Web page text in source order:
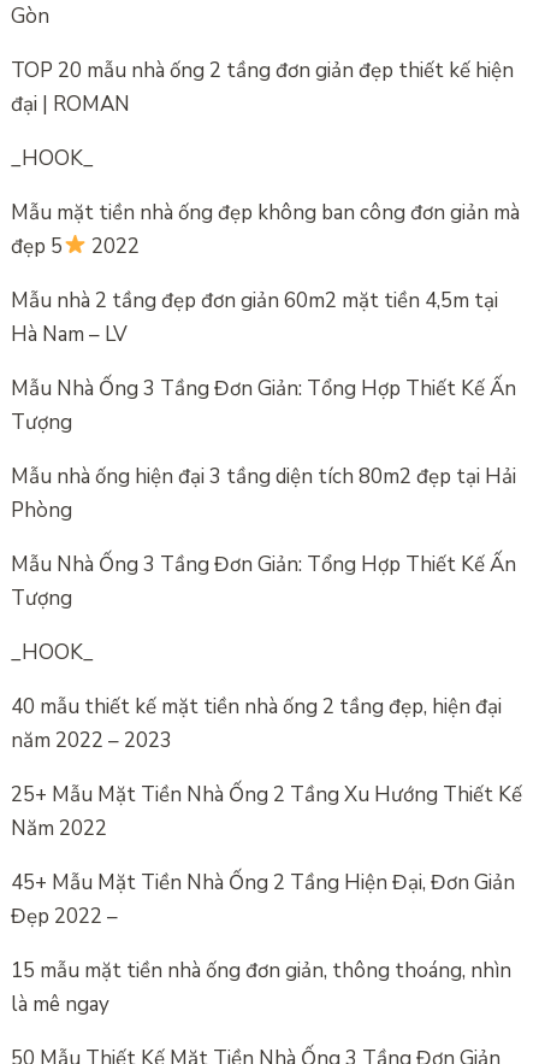
Gòn
TOP 20 mẫu nhà ống 2 tầng đơn giản đẹp thiết kế hiện
đại | ROMAN
_HOOK_
Mẫu mặt tiền nhà ống đẹp không ban công đơn giản mà
đẹp 5
2022
Mẫu nhà 2 tầng đẹp đơn giản 60m2 mặt tiền 4,5m tại
Hà Nam – LV
Mẫu Nhà Ống 3 Tầng Đơn Giản: Tổng Hợp Thiết Kế Ấn
Tượng
Mẫu nhà ống hiện đại 3 tầng diện tích 80m2 đẹp tại Hải
Phòng
Mẫu Nhà Ống 3 Tầng Đơn Giản: Tổng Hợp Thiết Kế Ấn
Tượng
_HOOK_
40 mẫu thiết kế mặt tiền nhà ống 2 tầng đẹp, hiện đại
năm 2022 – 2023
25+ Mẫu Mặt Tiền Nhà Ống 2 Tầng Xu Hướng Thiết Kế
Năm 2022
45+ Mẫu Mặt Tiền Nhà Ống 2 Tầng Hiện Đại, Đơn Giản
Đẹp 2022 –
15 mẫu mặt tiền nhà ống đơn giản, thông thoáng, nhìn
là mê ngay
50 Mẫu Thiết Kế Mặt Tiền Nhà Ống 3 Tầng Đơn Giản